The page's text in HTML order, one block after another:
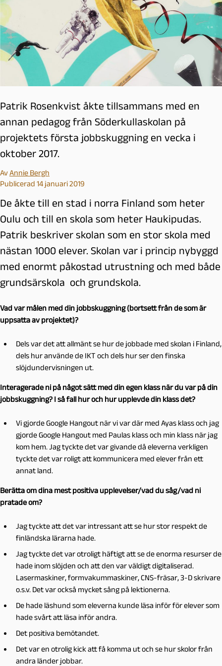
Patrik Rosenkvist åkte tillsammans med en
annan pedagog från Söderkullaskolan på
projektets första jobbskuggning en vecka i
oktober 2017.
AvAnnie Bergh
Publicerad 14 januari 2019
De åkte till en stad i norra Finland som heter
Oulu och till en skola som heter Haukipudas.
Patrik beskriver skolan som en stor skola med
nästan 1000 elever. Skolan var i princip nybyggd
med enormt påkostad utrustning och med både
grundsärskola och grundskola.
Vad var målen med din jobbskuggning (bortsett från de som är
uppsatta av projektet)?
Dels var det att allmänt se hur de jobbade med skolan i Finland,
dels hur använde de IKT och dels hur ser den finska
slöjdundervisningen ut.
Interagerade ni på något sätt med din egen klass när du var på din
jobbskuggning? I så fall hur och hur upplevde din klass det?
Vi gjorde Google Hangout när vi var där med Ayas klass och jag
gjorde Google Hangout med Paulas klass och min klass när jag
kom hem. Jag tyckte det var givande då eleverna verkligen
tyckte det var roligt att kommunicera med elever från ett
annat land.
Berätta om dina mest positiva upplevelser/vad du såg/vad ni
pratade om?
Jag tyckte att det var intressant att se hur stor respekt de
finländska lärarna hade.
Jag tyckte det var otroligt häftigt att se de enorma resurser de
hade inom slöjden och att den var väldigt digitaliserad.
Lasermaskiner, formvakummaskiner, CNS-fräsar, 3-D skrivare
o.s.v. Det var också mycket sång på lektionerna.
De hade läshund som eleverna kunde läsa inför för elever som
hade svårt att läsa inför andra.
Det positiva bemötandet.
Det var en otrolig kick att få komma ut och se hur skolor från
andra länder jobbar.